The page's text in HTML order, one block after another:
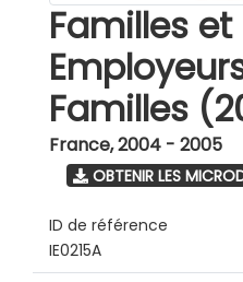
Familles et
Familles
France,2004 - 2005
OBTENIR LES
ID de référence
IE0215A